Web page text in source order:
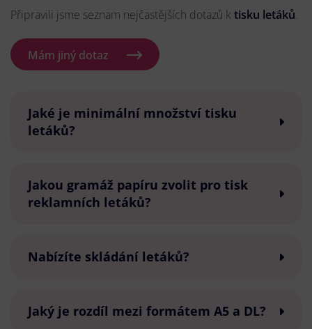
Připravili jsme seznam nejčastějších dotazů k tisku letáků.
Mám jiný dotaz
Jaké je minimální množství tisku
letáků?
Jakou gramáž papíru zvolit pro tisk
reklamních letáků?
Nabízíte skládání letáků?
Jaký je rozdíl mezi formátem A5 a DL?